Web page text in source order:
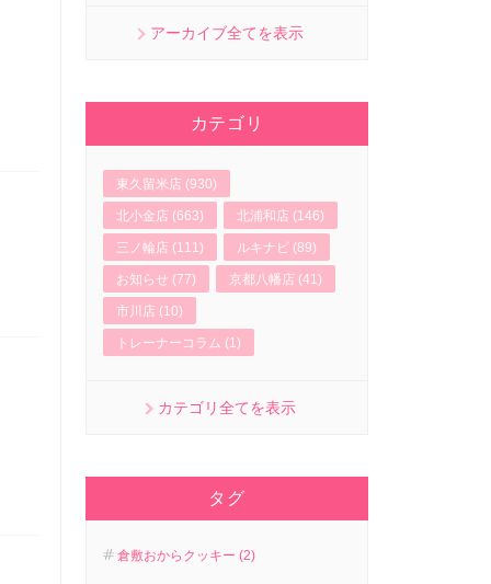
アーカイブ全てを表示
カテゴリ
東久留米店 (930)
北小金店 (663) 北浦和店 (146)
三ノ輪店 (111) ルキナビ (89)
お知らせ (77) 京都八幡店 (41)
市川店 (10)
トレーナーコラム (1)
カテゴリ全てを表示
タグ
倉敷おからクッキー (2)